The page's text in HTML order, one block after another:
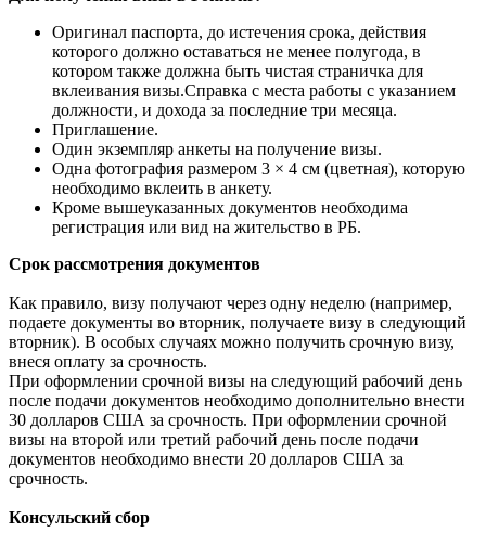
Оригинал паспорта, до истечения срока, действия
которого должно оставаться не менее полугода, в
котором также должна быть чистая страничка для
вклеивания визы.Справка с места работы с указанием
должности, и дохода за последние три месяца.
Приглашение.
Один экземпляр анкеты на получение визы.
Одна фотография размером 3 × 4 см (цветная), которую
необходимо вклеить в анкету.
Кроме вышеуказанных документов необходима
регистрация или вид на жительство в РБ.
Срок рассмотрения документов
Как правило, визу получают через одну неделю (например,
подаете документы во вторник, получаете визу в следующий
вторник). В особых случаях можно получить срочную визу,
внеся оплату за срочность.
При оформлении срочной визы на следующий рабочий день
после подачи документов необходимо дополнительно внести
30 долларов США за срочность. При оформлении срочной
визы на второй или третий рабочий день после подачи
документов необходимо внести 20 долларов США за
срочность.
Консульский сбор